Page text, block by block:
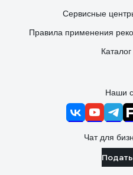
Сервисные
Правила применения
Наши
Чат для